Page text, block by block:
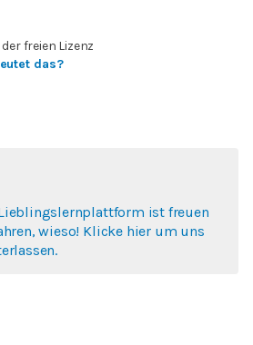
freien Lizenz
das?
ist freuen
wieso! Klicke hier um uns